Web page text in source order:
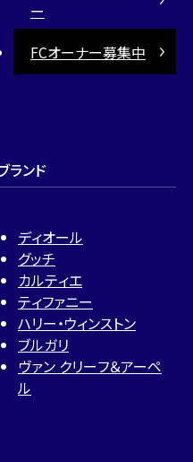
ー
FCオーナー募集中
ランド
ディオール
グッチ
カルティエ
ティファニー
ハリー・ウィンストン
ブルガリ
ヴァン クリーフ＆アーペ
ル